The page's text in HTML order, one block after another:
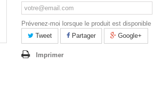
Prévenez-moi lorsque le produit est disponible
Tweet
Partager Google+
Imprimer